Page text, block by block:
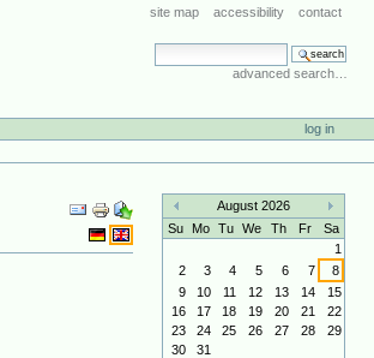
site map accessibility contact
search site
advanced search…
log in
Document
Actions
«
August 2026
»
Su Mo Tu We Th Fr
Sa
1
2
3 4 5 6 7
8
9
10 11 12 13 14
15
16
17 18 19 20 21
22
23
24 25 26 27 28
29
30
31